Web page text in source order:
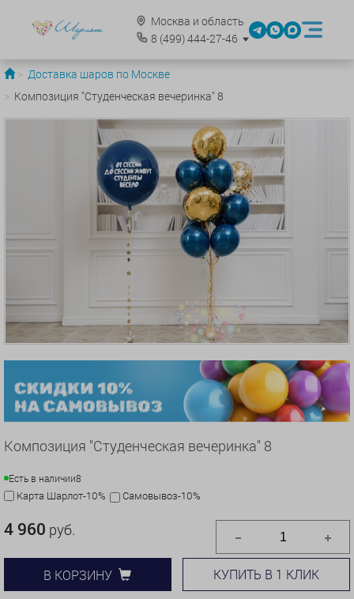
Москва и область
8 (499)444-27-46
Доставка шаров по Москве
Композиция "Студенческая вечеринка" 8
Композиция "Студенческая вечеринка" 8
Есть в наличии8
Карта Шарлот-10% Самовывоз-10%
4 960 руб.
В КОРЗИНУ КУПИТЬ В 1 КЛИК